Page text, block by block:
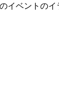
ベントのイ